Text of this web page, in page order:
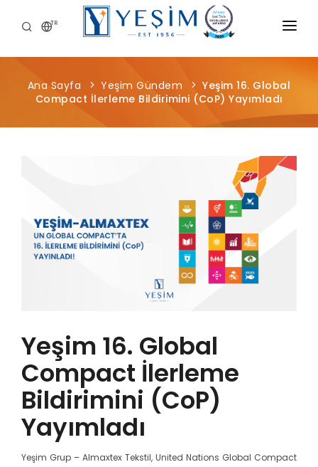
TR
KURUMSAL
ÜRÜNLERIMIZ
ÖNCE İNSAN
MEDYA MERKEZI
Ana Sayfa Yeşim Gündem
Yeşim 16. Global
Compact İlerleme Bildirimini (CoP) Yayımladı
Yeşim 16. Global
Compact İlerleme
Bildirimini (CoP)
Yayımladı
Yeşim Grup – Almaxtex Tekstil, United Nations Global Compact